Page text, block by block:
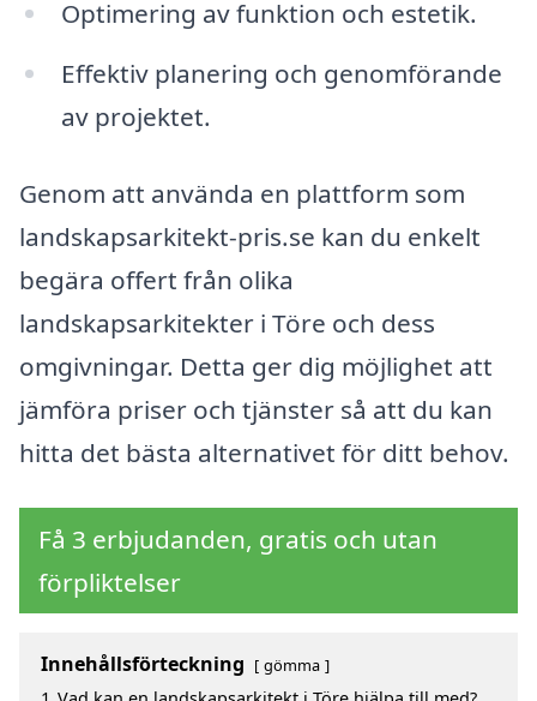
Optimering av funktion och estetik.
Effektiv planering och genomförande
av projektet.
Genom att använda en plattform som
landskapsarkitekt-pris.se kan du enkelt
begära offert från olika
landskapsarkitekter i Töre och dess
omgivningar. Detta ger dig möjlighet att
jämföra priser och tjänster så att du kan
hitta det bästa alternativet för ditt behov.
Få 3 erbjudanden, gratis och utan
förpliktelser
Innehållsförteckning gömma